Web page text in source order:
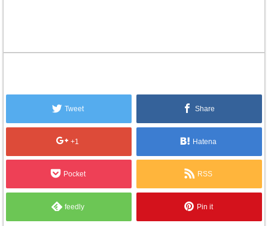
Tweet Share
+1 Hatena
Pocket RSS
feedly Pin it